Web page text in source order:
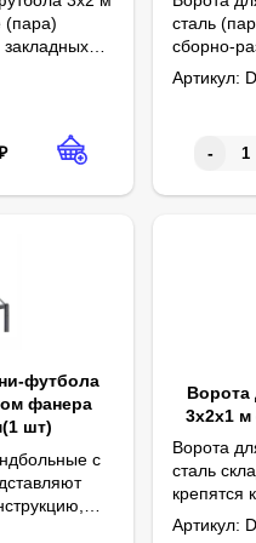
(пара)
с воротам
в одну
Цена
мм
сталь
сборно-
данного
Длина -
Высота -
Глубина
Глубина
Штанги и
Боковины
Стяжка
Артикул:
-
футбола
фанера
шт)
с
мм - 1 шт
Ворота
3х2х1
Ворота
сталь
крепятся
деталей,
Ширина -
Высота -
Глубина -
Рама из
Краска -
Артикул: